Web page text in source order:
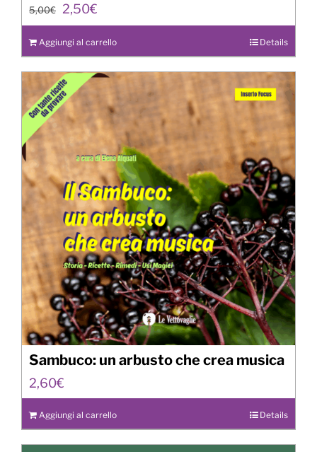
5,00€
Il
prezzo
originale
era:
5,00€.
2,50€
prezzo
attuale
è:
2,50€.
Aggiungi al carrello Details
Sambuco: un arbusto che crea musica
2,60€
Aggiungi al carrello Details